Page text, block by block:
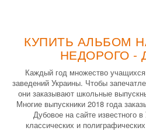
КУПИТЬ АЛЬБОМ
НЕДОРОГО -
Каждый год множество
заведений Украины. Чтобы
они заказывают школьные
Многие выпускники 2018 года
Дубовое на сайте известного
классических и